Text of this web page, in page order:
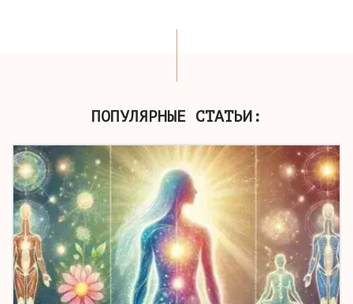
ПОПУЛЯРНЫЕ СТАТЬИ: